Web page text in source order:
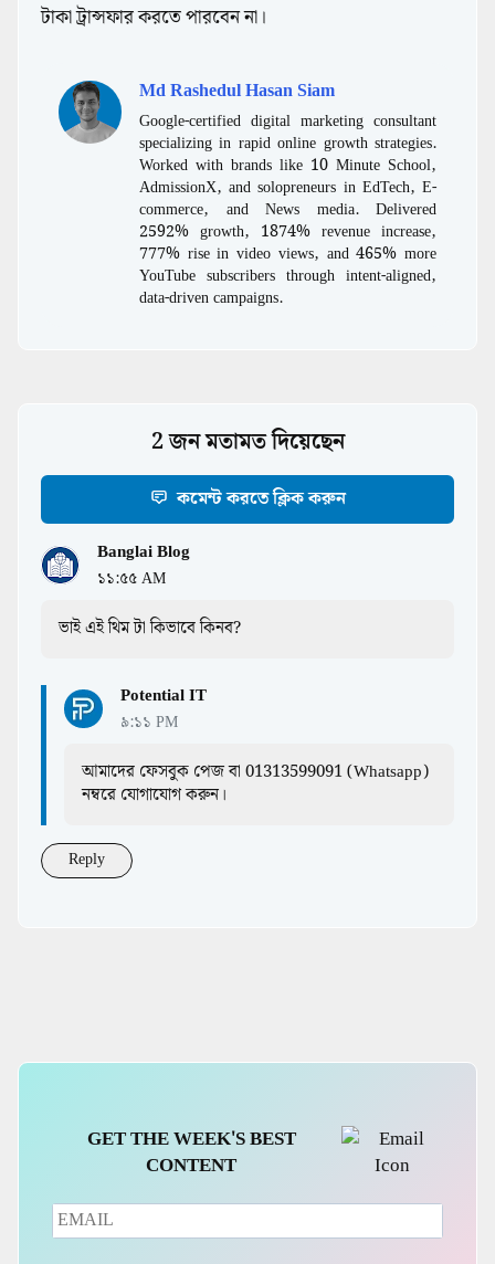
টাকা ট্রান্সফার করতে পারবেন না।
Md Rashedul Hasan Siam
Google-certified digital marketing consultant
specializing in rapid online growth strategies.
Worked with brands like 10 Minute School,
AdmissionX, and solopreneurs in EdTech, E-
commerce, and News media. Delivered
2592% growth, 1874% revenue increase,
777% rise in video views, and 465% more
YouTube subscribers through intent-aligned,
data-driven campaigns.
2 জন মতামত দিয়েছেন
কমেন্ট করতে ক্লিক করুন
Banglai Blog
১১:৫৫ AM
ভাই এই থিম টা কিভাবে কিনব?
Potential IT
৯:১১ PM
আমাদের ফেসবুক পেজ বা 01313599091 (Whatsapp)
নম্বরে যোগাযোগ করুন।
Reply
GET THE WEEK'S BEST
CONTENT